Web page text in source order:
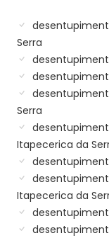
Serra
Serra
Itapecerica da
Itapecerica da